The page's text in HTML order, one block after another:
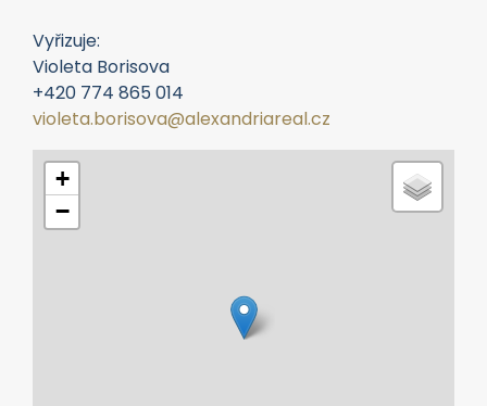
Vyřizuje:
Violeta Borisova
+420 774 865 014
violeta.borisova@alexandriareal.cz
+
−